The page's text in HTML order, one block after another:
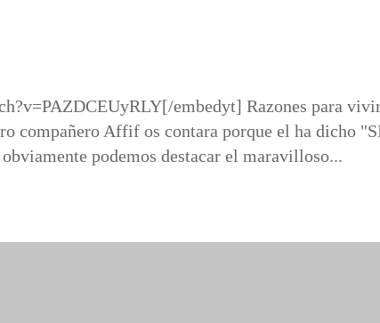
embedyt] Razones para
compañero Affif os contara porque el ha dicho
podemos destacar el maravilloso...